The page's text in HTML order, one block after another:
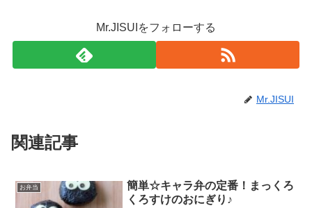
Mr.JISUIをフォローする
Mr.JISUI
関連記事
お弁当
簡単☆キャラ弁の定番！まっくろ
くろすけのおにぎり♪